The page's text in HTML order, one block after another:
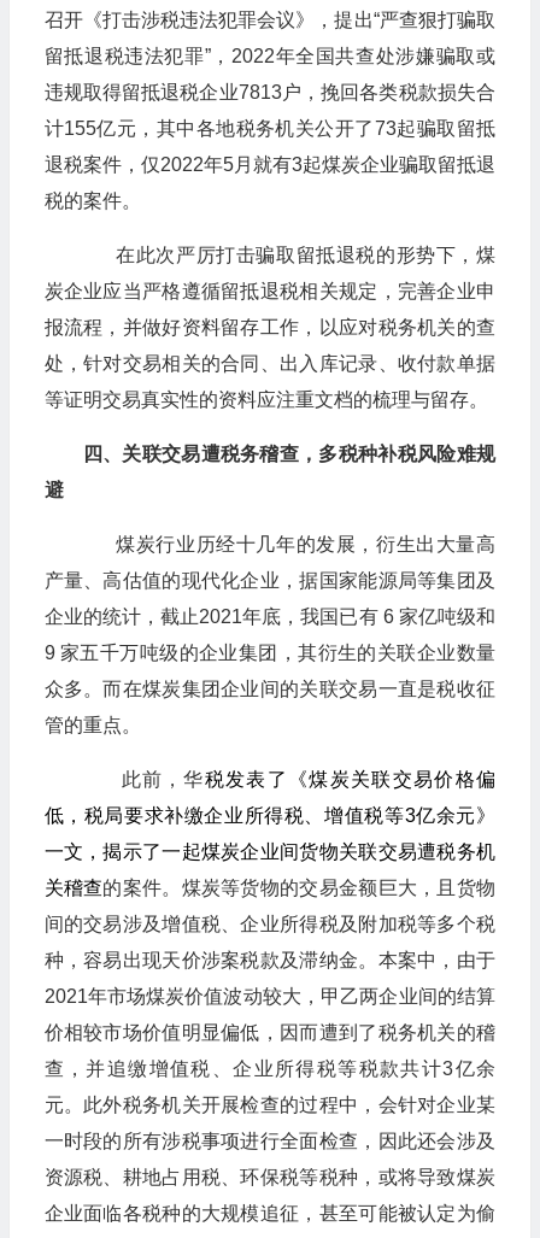
召开《打击涉税违法犯罪会议》，提出“严查狠打骗取
留抵退税违法犯罪”，2022年全国共查处涉嫌骗取或
违规取得留抵退税企业7813户，挽回各类税款损失合
计155亿元，其中各地税务机关公开了73起骗取留抵
退税案件，仅2022年5月就有3起煤炭企业骗取留抵退
税的案件。
在此次严厉打击骗取留抵退税的形势下，煤
炭企业应当严格遵循留抵退税相关规定，完善企业申
报流程，并做好资料留存工作，以应对税务机关的查
处，针对交易相关的合同、出入库记录、收付款单据
等证明交易真实性的资料应注重文档的梳理与留存。
四、关联交易遭税务稽查，多税种补税风险难规
避
煤炭行业历经十几年的发展，衍生出大量高
产量、高估值的现代化企业，据国家能源局等集团及
企业的统计，截止2021年底，我国已有 6 家亿吨级和
9 家五千万吨级的企业集团，其衍生的关联企业数量
众多。而在煤炭集团企业间的关联交易一直是税收征
管的重点。
此前，华税发表了
《煤炭关联交易价格偏
低，税局要求补缴企业所得税、增值税等3亿余元》
一文，揭示了一起煤炭企业间货物关联交易遭税务机
关稽查的案件。煤炭等货物的交易金额巨大，且货物
间的交易涉及增值税、企业所得税及附加税等多个税
种，容易出现天价涉案税款及滞纳金。本案中，由于
2021年市场煤炭价值波动较大，甲乙两企业间的结算
价相较市场价值明显偏低，因而遭到了税务机关的稽
查，并追缴增值税、企业所得税等税款共计3亿余
元。此外税务机关开展检查的过程中，会针对企业某
一时段的所有涉税事项进行全面检查，因此还会涉及
资源税、耕地占用税、环保税等税种，或将导致煤炭
企业面临各税种的大规模追征，甚至可能被认定为偷